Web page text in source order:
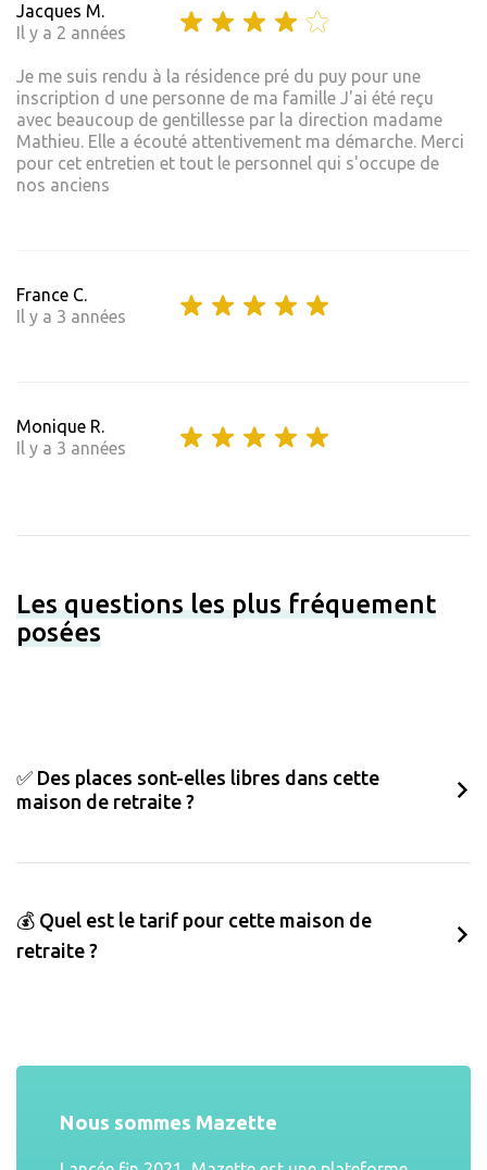
Jacques M.
Il y a 2 années
Je me suis rendu à la résidence pré du puy pour une
inscription d une personne de ma famille J'ai été reçu
avec beaucoup de gentillesse par la direction madame
Mathieu. Elle a écouté attentivement ma démarche. Merci
pour cet entretien et tout le personnel qui s'occupe de
nos anciens
France C.
Il y a 3 années
Monique R.
Il y a 3 années
Les questions les plus fréquement
posées
✅ Des places sont-elles libres dans cette
maison de retraite ?
💰 Quel est le tarif pour cette maison de
retraite ?
Nous sommes Mazette